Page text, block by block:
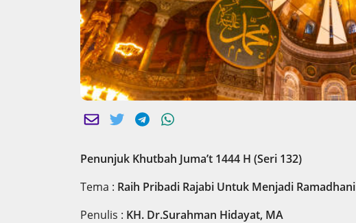
Penunjuk Khutbah Juma’t 1444 H (Seri 132)
Tema : Raih Pribadi Rajabi Untuk Menjadi Ramadhani
Penulis : KH. Dr.Surahman Hidayat, MA